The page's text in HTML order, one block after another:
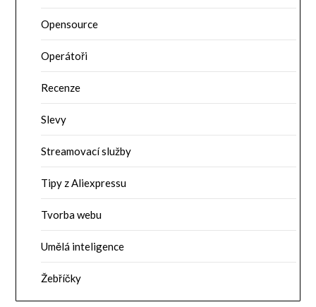
Opensource
Operátoři
Recenze
Slevy
Streamovací služby
Tipy z Aliexpressu
Tvorba webu
Umělá inteligence
Žebříčky